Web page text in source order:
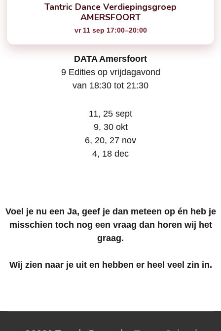
Tantric Dance Verdiepingsgroep
AMERSFOORT
vr 11 sep 17:00–20:00
DATA Amersfoort
9 Edities op vrijdagavond
van 18:30 tot 21:30
11, 25 sept
9, 30 okt
6, 20, 27 nov
4, 18 dec
Voel je nu een Ja, geef je dan meteen op én heb je
misschien toch nog een vraag dan horen wij het
graag.
Wij zien naar je uit en hebben er heel veel zin in.